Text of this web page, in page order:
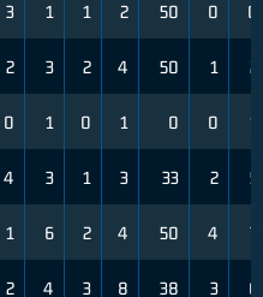
3 1 1 2 50 0 0
2 3 2 4 50 1 2
0 1 0 1 0 0 1
4 3 1 3 33 2 5
1 6 2 4 50 4 7
2 4 3 8 38 3 6